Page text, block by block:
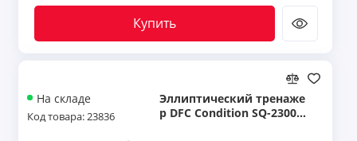
Купить
На складе
Код товара: 23836
Эллиптический тренаже
р DFC Condition SQ-2300C